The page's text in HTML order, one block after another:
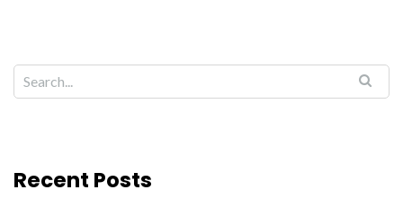
Recent Posts